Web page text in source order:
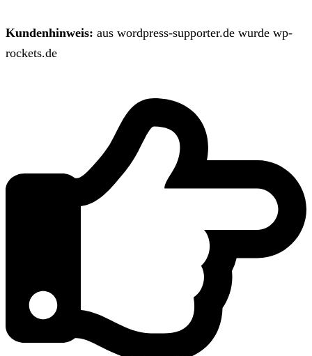
Kundenhinweis: aus wordpress-supporter.de wurde wp-
rockets.de